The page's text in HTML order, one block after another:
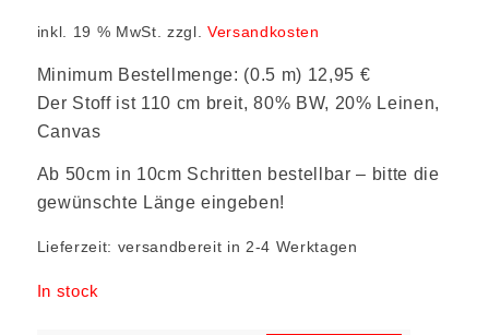
inkl. 19 % MwSt. zzgl. Versandkosten
Minimum Bestellmenge: (0.5 m) 12,95 €
Der Stoff ist 110 cm breit, 80% BW, 20% Leinen,
Canvas
Ab 50cm in 10cm Schritten bestellbar – bitte die
gewünschte Länge eingeben!
Lieferzeit: versandbereit in 2-4 Werktagen
In stock